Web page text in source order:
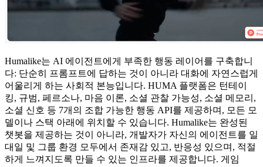
Humalike는 AI 에이전트에게 부족한 행동 레이어를 구축합니
다: 단순히 프롬프트에 답하는 것이 아니라 대화에 자연스럽게
어울리게 하는 사회적 본능입니다. HUMA 플랫폼은 턴테이
킹, 규범, 페르소나, 마음 이론, 소셜 관찰 가능성, 소셜 메모리,
소셜 신호 등 7개의 조합 가능한 행동 API를 제공하며, 모든 모
델이나 스택 아래에 위치할 수 있습니다. Humalike는 완성된
챗봇을 제공하는 것이 아니라, 개발자가 자신의 에이전트를 일
대일 및 그룹 환경 모두에서 존재감 있고, 반응성 있으며, 적절
하게 느껴지도록 만들 수 있는 인프라를 제공합니다. 게임